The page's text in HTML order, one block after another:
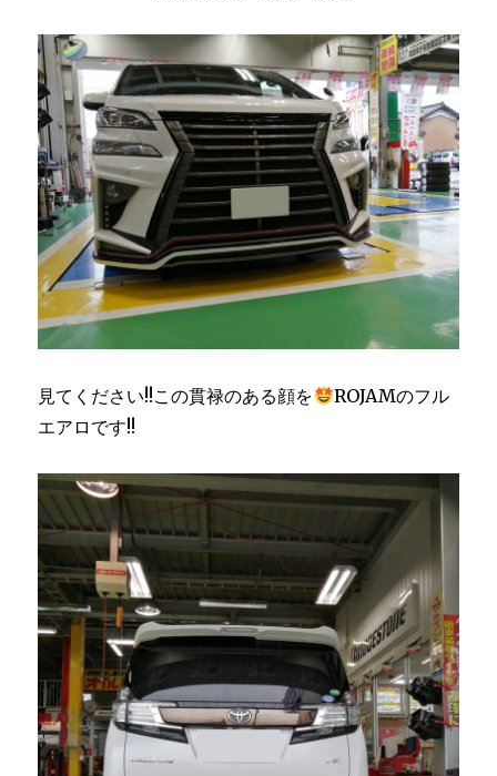
見てください!!この貫禄のある顔を
ROJAMのフル
エアロです!!